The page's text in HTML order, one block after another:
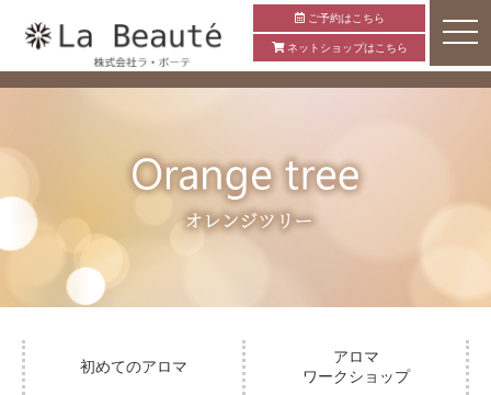
ご予約はこちら
ネットショップはこちら
初めてのアロマ
アロマ
ワークショップ